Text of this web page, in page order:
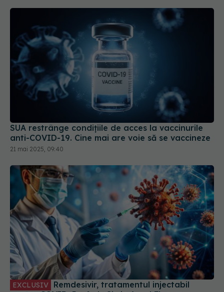
SUA restrânge condiţiile de acces la vaccinurile
anti-COVID-19. Cine mai are voie să se vaccineze
EXCLUSIV Remdesivir, tratamentul injectabil
pentru COVID. Prof. dr. Simin Aysel Florescu:
Administrarea se face în spitale
29 aug 2024, 23:43